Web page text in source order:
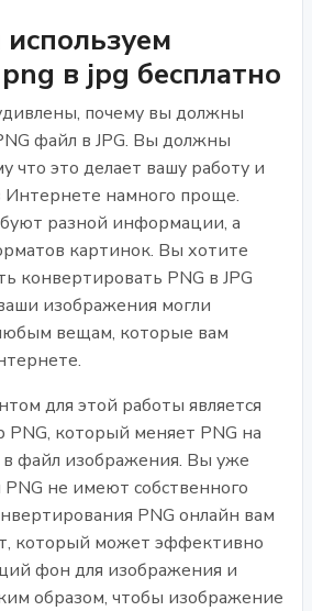
в jpg бесплатно
почему вы должны
файл в JPG. Вы должны
что это делает вашу работу и
Интернете намного проще.
разной информации, а
картинок. Вы хотите
конвертировать PNG в JPG
изображения могли
вещам, которые вам
для этой работы является
который меняет PNG на
в файл изображения. Вы уже
не имеют собственного
PNG онлайн вам
который может эффективно
фон для изображения и
образом, чтобы изображение